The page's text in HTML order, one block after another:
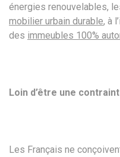
énergies renouvelables,
mobilier urbain durable, à
des immeubles 100%
Loin d’être une
Les Français ne